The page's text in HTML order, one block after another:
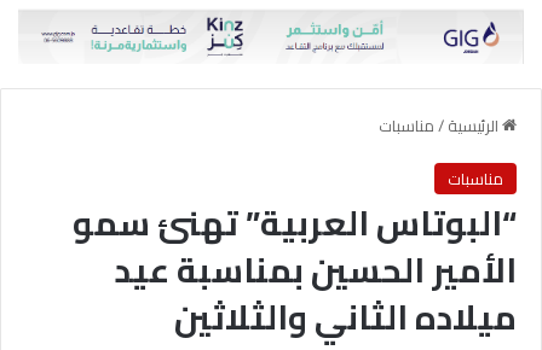
الرئيسية/مناسبات
مناسبات
“البوتاس العربية” تهنئ سمو
الأمير الحسين بمناسبة عيد
ميلاده الثاني والثلاثين